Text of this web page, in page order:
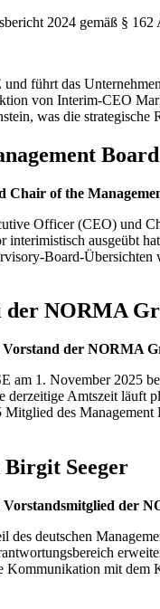
2024 gemäß § 162
führt das
von Interim-CEO
was die
Board
Chair of the
Officer (CEO) und
ausgeübt
Board-
der NORMA
der NORMA
1. November 2025
Amtszeit
des
Seeger
Vorstandsmitglied
des deutschen
mit